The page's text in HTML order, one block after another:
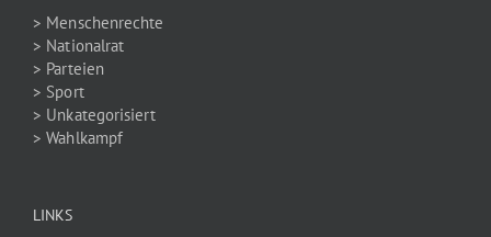
> Menschenrechte
> Nationalrat
> Parteien
> Sport
> Unkategorisiert
> Wahlkampf
LINKS